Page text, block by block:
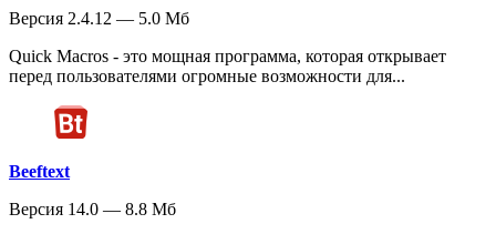
Версия 2.4.12 — 5.0 Мб
Quick Macros - это мощная программа, которая открывает
перед пользователями огромные возможности для...
Beeftext
Версия 14.0 — 8.8 Мб